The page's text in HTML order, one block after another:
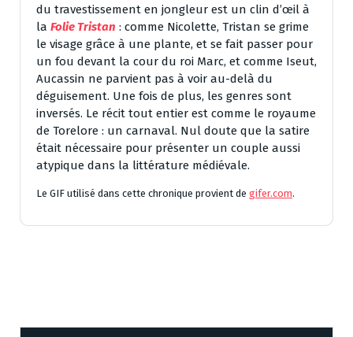
du travestissement en jongleur est un clin d’œil à
la Folie Tristan : comme Nicolette, Tristan se grime
le visage grâce à une plante, et se fait passer pour
un fou devant la cour du roi Marc, et comme Iseut,
Aucassin ne parvient pas à voir au-delà du
déguisement. Une fois de plus, les genres sont
inversés. Le récit tout entier est comme le royaume
de Torelore : un carnaval. Nul doute que la satire
était nécessaire pour présenter un couple aussi
atypique dans la littérature médiévale.
Le GIF utilisé dans cette chronique provient de gifer.com.